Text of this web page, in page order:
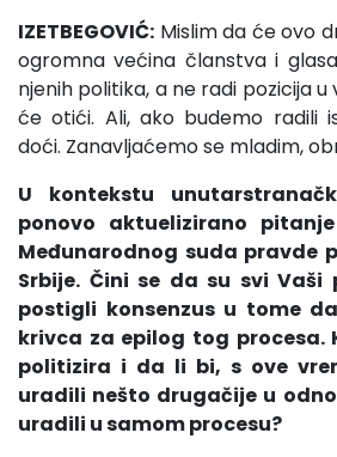
IZETBEGOVIĆ: Mislim da će ovo
ogromna većina članstva i
njenih politika, a ne radi pozicija u
će otići. Ali, ako budemo radili
doći. Zanavljaćemo se mladim,
U kontekstu
ponovo aktuelizirano
Međunarodnog suda pravde
Srbije. Čini se da su svi
postigli konsenzus u tome
krivca za epilog tog procesa.
politizira i da li bi, s ove
uradili nešto drugačije u
uradili u samom procesu?